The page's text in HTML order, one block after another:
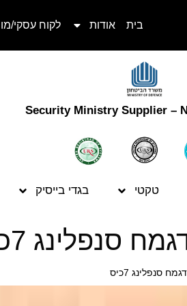
בית אודות לקוח עסקי/
Security Ministry Supplier –
טקטי בגדי בייסיק
סנפלינג 7כיס
סנפלינג 7כיס